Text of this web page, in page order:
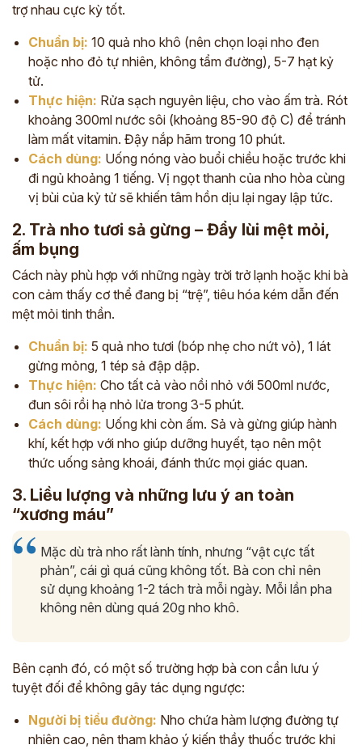
trợ nhau cực kỳ tốt.
Chuẩn bị: 10 quả nho khô (nên chọn loại nho đen
hoặc nho đỏ tự nhiên, không tẩm đường), 5-7 hạt kỷ
tử.
Thực hiện: Rửa sạch nguyên liệu, cho vào ấm trà. Rót
khoảng 300ml nước sôi (khoảng 85-90 độ C) để tránh
làm mất vitamin. Đậy nắp hãm trong 10 phút.
Cách dùng: Uống nóng vào buổi chiều hoặc trước khi
đi ngủ khoảng 1 tiếng. Vị ngọt thanh của nho hòa cùng
vị bùi của kỷ tử sẽ khiến tâm hồn dịu lại ngay lập tức.
2. Trà nho tươi sả gừng – Đẩy lùi mệt mỏi,
ấm bụng
Cách này phù hợp với những ngày trời trở lạnh hoặc khi bà
con cảm thấy cơ thể đang bị “trệ”, tiêu hóa kém dẫn đến
mệt mỏi tinh thần.
Chuẩn bị: 5 quả nho tươi (bóp nhẹ cho nứt vỏ), 1 lát
gừng mỏng, 1 tép sả đập dập.
Thực hiện: Cho tất cả vào nồi nhỏ với 500ml nước,
đun sôi rồi hạ nhỏ lửa trong 3-5 phút.
Cách dùng: Uống khi còn ấm. Sả và gừng giúp hành
khí, kết hợp với nho giúp dưỡng huyết, tạo nên một
thức uống sảng khoái, đánh thức mọi giác quan.
3. Liều lượng và những lưu ý an toàn
“xương máu”
Mặc dù trà nho rất lành tính, nhưng “vật cực tất
phản”, cái gì quá cũng không tốt. Bà con chỉ nên
sử dụng khoảng 1-2 tách trà mỗi ngày. Mỗi lần pha
không nên dùng quá 20g nho khô.
Bên cạnh đó, có một số trường hợp bà con cần lưu ý
tuyệt đối để không gây tác dụng ngược:
Người bị tiểu đường: Nho chứa hàm lượng đường tự
nhiên cao, nên tham khảo ý kiến thầy thuốc trước khi